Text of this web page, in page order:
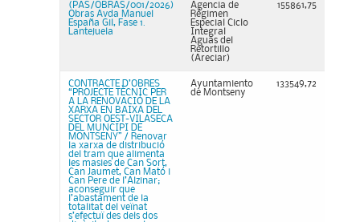
(PAS/OBRAS/001/2026)
Obras Avda Manuel
España Gil, Fase 1.
Lantejuela
Agencia de
Régimen
Especial Ciclo
Integral
Aguas del
Retortillo
(Areciar)
155861,75
CONTRACTE D’OBRES
“PROJECTE TÈCNIC PER
A LA RENOVACIÓ DE LA
XARXA EN BAIXA DEL
SECTOR OEST-VILASECA
DEL MUNCIPI DE
MONTSENY” / Renovar
la xarxa de distribució
del tram que alimenta
les masies de Can Sort,
Can Jaumet, Can Mató i
Can Pere de l’Alzinar;
aconseguir que
l’abastament de la
totalitat del veïnat
s’efectuï des dels dos
Ayuntamiento
de Montseny
133549,72